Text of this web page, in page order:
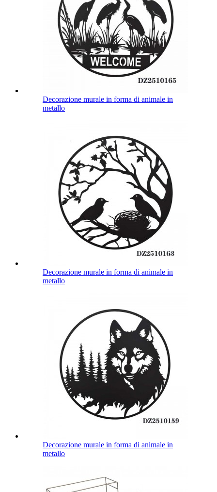
Decorazione murale in forma di animale in
metallo
Decorazione murale in forma di animale in
metallo
Decorazione murale in forma di animale in
metallo